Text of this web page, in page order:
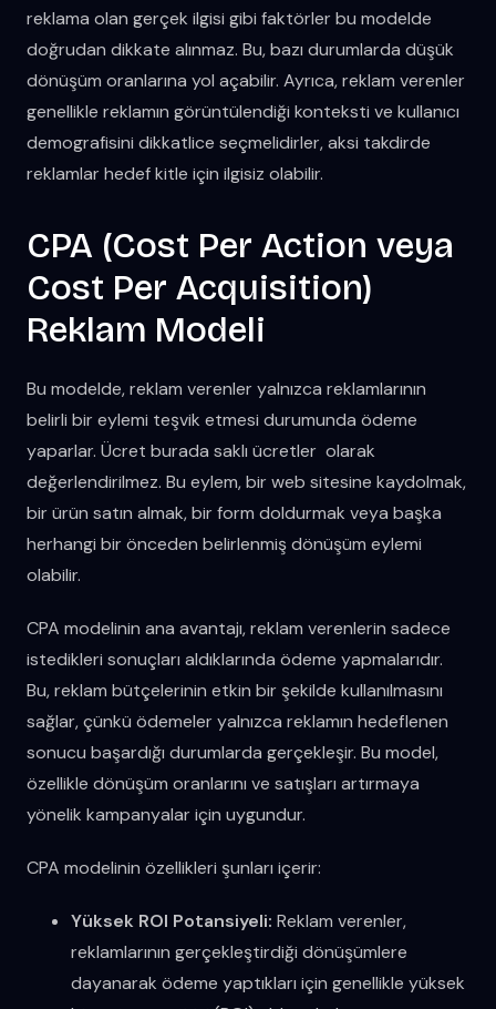
reklama olan gerçek ilgisi gibi faktörler bu modelde
doğrudan dikkate alınmaz. Bu, bazı durumlarda düşük
dönüşüm oranlarına yol açabilir. Ayrıca, reklam verenler
genellikle reklamın görüntülendiği konteksti ve kullanıcı
demografisini dikkatlice seçmelidirler, aksi takdirde
reklamlar hedef kitle için ilgisiz olabilir.
CPA (Cost Per Action veya
Cost Per Acquisition)
Reklam Modeli
Bu modelde, reklam verenler yalnızca reklamlarının
belirli bir eylemi teşvik etmesi durumunda ödeme
yaparlar. Ücret burada saklı ücretler olarak
değerlendirilmez. Bu eylem, bir web sitesine kaydolmak,
bir ürün satın almak, bir form doldurmak veya başka
herhangi bir önceden belirlenmiş dönüşüm eylemi
olabilir.
CPA modelinin ana avantajı, reklam verenlerin sadece
istedikleri sonuçları aldıklarında ödeme yapmalarıdır.
Bu, reklam bütçelerinin etkin bir şekilde kullanılmasını
sağlar, çünkü ödemeler yalnızca reklamın hedeflenen
sonucu başardığı durumlarda gerçekleşir. Bu model,
özellikle dönüşüm oranlarını ve satışları artırmaya
yönelik kampanyalar için uygundur.
CPA modelinin özellikleri şunları içerir:
Yüksek ROI Potansiyeli: Reklam verenler,
reklamlarının gerçekleştirdiği dönüşümlere
dayanarak ödeme yaptıkları için genellikle yüksek